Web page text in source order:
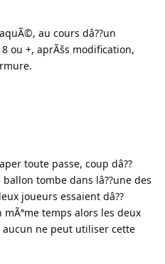
au cours dâ??un
ou +, aprÃšs modification,
toute passe, coup dâ??
tombe dans lâ??une des
joueurs essaient dâ??
temps alors les deux
ne peut utiliser cette